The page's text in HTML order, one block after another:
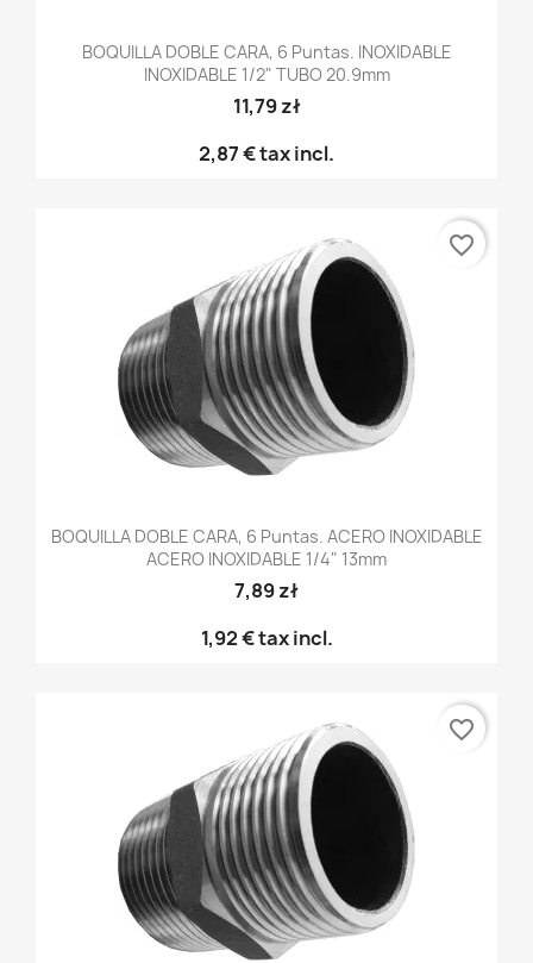
BOQUILLA DOBLE CARA, 6 Puntas. INOXIDABLE
INOXIDABLE 1/2" TUBO 20.9mm
11,79 zł
2,87 €tax incl.
BOQUILLA DOBLE CARA, 6 Puntas. ACERO INOXIDABLE
ACERO INOXIDABLE 1/4" 13mm
7,89 zł
1,92 €tax incl.
favorite_border
favorite_border